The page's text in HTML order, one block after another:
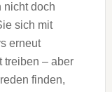
nicht doch
sich mit
erneut
treiben – aber
finden,